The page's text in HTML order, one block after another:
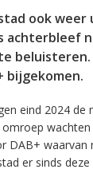
ook
beluisteren.
bijgekomen.
eind 2024
DAB+
er sinds